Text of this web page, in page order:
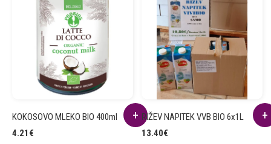
KOKOSOVO MLEKO BIO 400ml
4.21 €
RIŽEV NAPITEK VVB BIO 6x1L
13.40€